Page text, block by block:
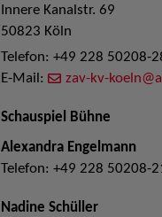
Innere Kanalstr. 69
50823 Köln
Telefon: +49 228 50208-
E-Mail:
zav-kv-
Schauspiel Bühne
Alexandra Engelmann
Telefon: +49 228 50208-
Nadine Schüller